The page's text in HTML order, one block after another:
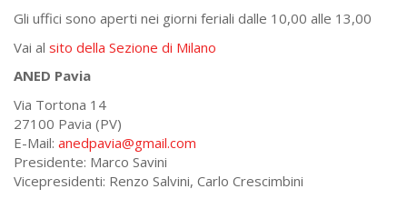
Gli uffici sono aperti nei giorni feriali dalle 10,00 alle 13,00
Vai al sito della Sezione di Milano
ANED Pavia
Via Tortona 14
27100 Pavia (PV)
E-Mail: anedpavia@gmail.com
Presidente: Marco Savini
Vicepresidenti: Renzo Salvini, Carlo Crescimbini